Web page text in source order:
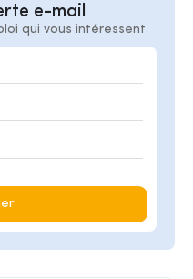
e-mail
qui vous intéressent